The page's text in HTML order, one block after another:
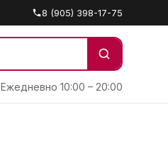
8 (905) 398-17-75
Ежедневно 10:00 – 20:00